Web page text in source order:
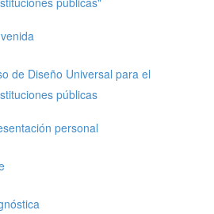
de Diseño Universal para el
públicas
personal